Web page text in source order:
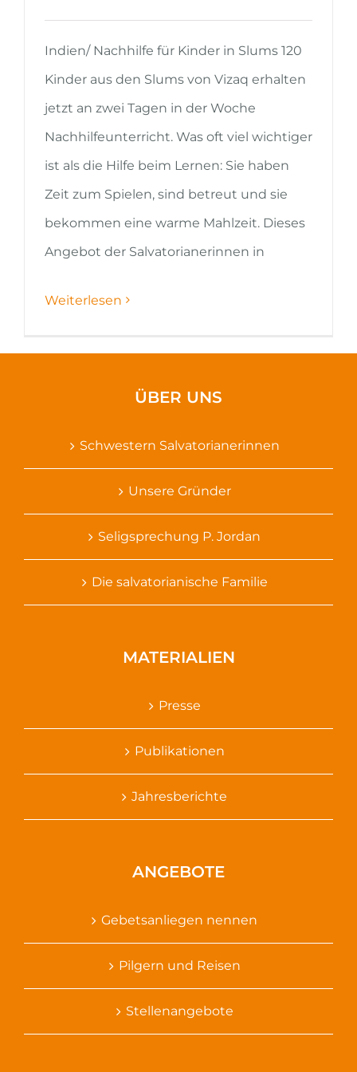
Indien/ Nachhilfe für Kinder in Slums 120
Kinder aus den Slums von Vizaq erhalten
jetzt an zwei Tagen in der Woche
Nachhilfeunterricht. Was oft viel wichtiger
ist als die Hilfe beim Lernen: Sie haben
Zeit zum Spielen, sind betreut und sie
bekommen eine warme Mahlzeit. Dieses
Angebot der Salvatorianerinnen in
Weiterlesen
ÜBER UNS
Schwestern Salvatorianerinnen
Unsere Gründer
Seligsprechung P. Jordan
Die salvatorianische Familie
MATERIALIEN
Presse
Publikationen
Jahresberichte
ANGEBOTE
Gebetsanliegen nennen
Pilgern und Reisen
Stellenangebote